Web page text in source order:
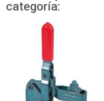
categoría: